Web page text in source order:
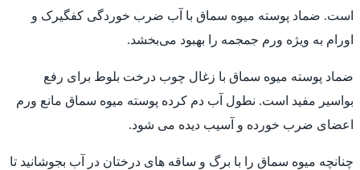
است. ضماد پوسته میوه سماق با آب ضرب خوردگی کفگیرک و
اورام به ویژه ورم جمجمه را بهبود می‌بخشد.
ضماد پوسته میوه سماق با زغال چوب درخت بلوط برای رفع
بواسیر مفید است. نطول آب دم کرده پوسته میوه سماق مانع ورم
اعضای ضرب خورده و آسیب دیده می شود.
چنانچه میوه سماق را با برگ و ساقه های درختان در آب بجوشانید تا